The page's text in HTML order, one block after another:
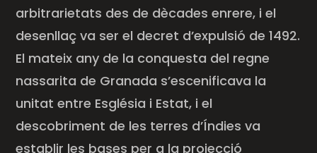
arbitrarietats des de dècades enrere, i el
desenllaç va ser el decret d’expulsió de 1492.
El mateix any de la conquesta del regne
nassarita de Granada s’escenificava la
unitat entre Església i Estat, i el
descobriment de les terres d’Índies va
establir les bases per a la projecció